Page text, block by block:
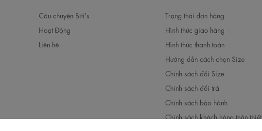
Câu chuyện Biti's
Hoạt Động
Liên hệ
Trạng thái đơn hàng
Hình thức giao hàng
Hình thức thanh toán
Hướng dẫn cách chọn Size
Chính sách đổi Size
Chính sách đổi trả
Chính sách bảo hành
Chính sách khách hàng thân thiết